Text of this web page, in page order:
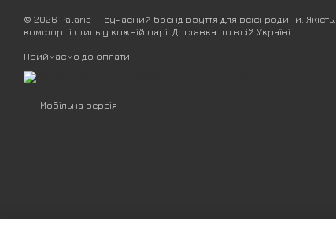
© 2026 Palaris — сучасний бренд взуття для всієї родини. Якість,
комфорт і стиль у кожній парі. Доставка по всій Україні.
Приймаємо до оплати
Мобільна версія